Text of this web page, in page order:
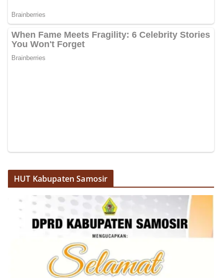
Pemasangan Bendera Merah Putih Jelang HUT
Kemerdekaan RI‎‎Medan, 5 Agustus 2026 — Dalam
rangka menyambut Hari Ulang Tahun
Kemerdekaan Republik Indonesia yang ke-
81noktahsumutcoomBhabinkamtibmas Kelurahan
Suraukur mendatangi warga secara langsung dari
sekaligus menyampaikan pesan-pesan
kamtibmas. Kehadiran petugas disambut baik
oleh warga, yang sebagian besar tengah bersiap
menyambut momentum HUT Kemerdekaan RI
dengan berbagai persiapan di lingkungan
masing-masing.‎Dalam dialog yang berlangsung
akrab, Bhabinkamtibmas menyapa warga,
menanyakan kondisi keamanan dan kenyamanan
lingkungan tempat tinggal, serta membuka ruang
komunikasi dua arah agar warga dapat
menyampaikan keluhan maupun informasi terkait
HUT Kabupaten Samosir